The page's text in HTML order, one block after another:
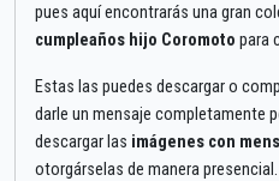
pues aquí encontrarás una gran
cumpleaños hijo Coromoto para
Estas las puedes descargar o
darle un mensaje completamente
descargar las imágenes con
otorgárselas de manera